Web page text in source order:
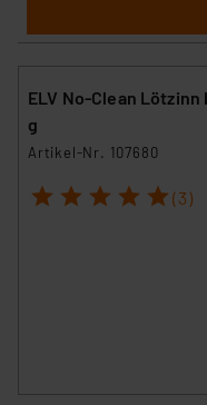
ELV No-Clean Lötzinn
g
Artikel-Nr. 107680
1 2 3 4 5 (3)